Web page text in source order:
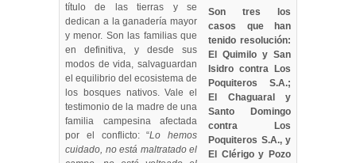
título de las tierras y se
dedican a la ganadería mayor
y menor. Son las familias que
en definitiva, y desde sus
modos de vida, salvaguardan
el equilibrio del ecosistema de
los bosques nativos. Vale el
testimonio de la madre de una
familia campesina afectada
por el conflicto: “Lo hemos
cuidado, no está maltratado el
Son tres los
casos que han
tenido resolución:
El Quimilo y San
Isidro contra Los
Poquiteros S.A.;
El Chaguaral y
Santo Domingo
contra Los
Poquiteros S.A., y
El Clérigo y Pozo